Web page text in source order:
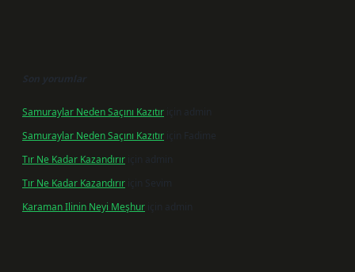
Son yorumlar
Samuraylar Neden Saçını Kazıtır için
admin
Samuraylar Neden Saçını Kazıtır için
Fadime
Tır Ne Kadar Kazandırır için
admin
Tır Ne Kadar Kazandırır için Sevim
Karaman Ilinin Neyi Meşhur için admin